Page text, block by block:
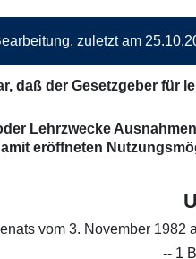
zuletzt am
daß der Gesetzgeber
Lehrzwecke
eröffneten
vom 3. November 1982
-- 1